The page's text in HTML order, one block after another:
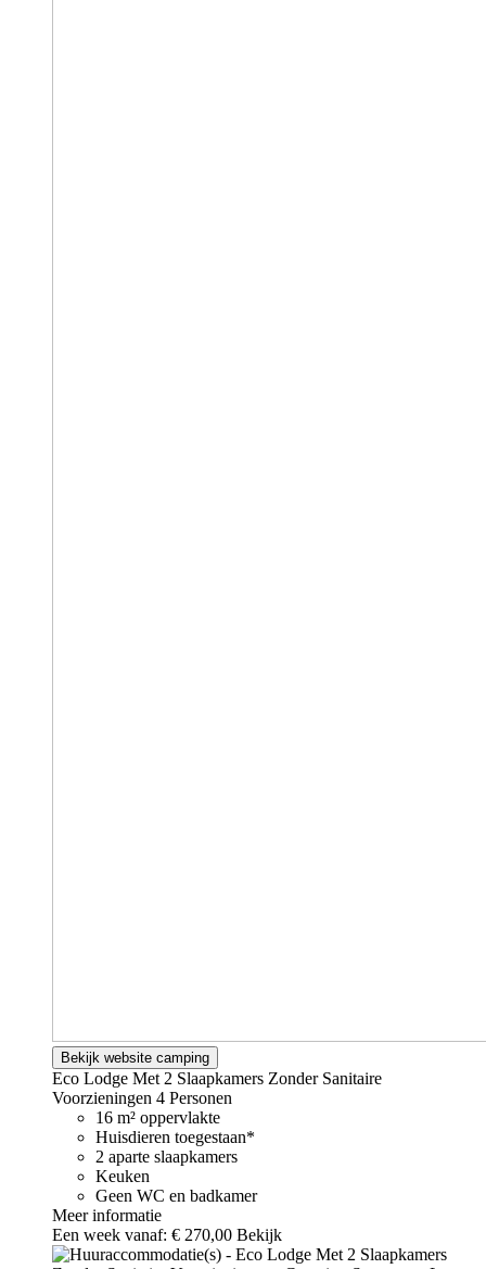
Bekijk website camping
Eco Lodge Met 2 Slaapkamers Zonder Sanitaire
Voorzieningen 4 Personen
16 m² oppervlakte
Huisdieren toegestaan*
2 aparte slaapkamers
Keuken
Geen WC en badkamer
Meer informatie
Een week vanaf: € 270,00 Bekijk